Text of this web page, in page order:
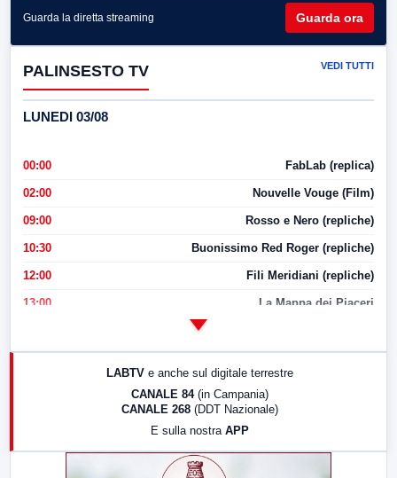
Guarda la diretta streaming Guarda ora
PALINSESTO TV VEDI TUTTI
LUNEDI 03/08
00:00 FabLab (replica)
02:00 Nouvelle Vouge (Film)
09:00 Rosso e Nero (repliche)
10:30 Buonissimo Red Roger (repliche)
12:00 Fili Meridiani (repliche)
13:00 La Mappa dei Piaceri
LABTV e anche sul digitale terrestre
CANALE 84 (in Campania)
CANALE 268 (DDT Nazionale)
E sulla nostra APP